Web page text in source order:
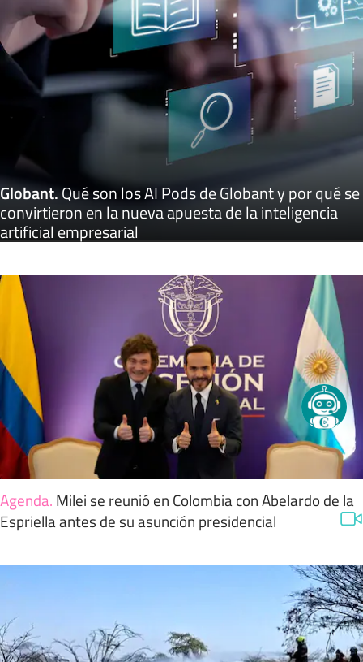
Globant.Qué son los AI Pods de Globant y por qué se
convirtieron en la nueva apuesta de la inteligencia
artificial empresarial
Agenda. Milei se reunió en Colombia con Abelardo de la
Espriella antes de su asunción presidencial